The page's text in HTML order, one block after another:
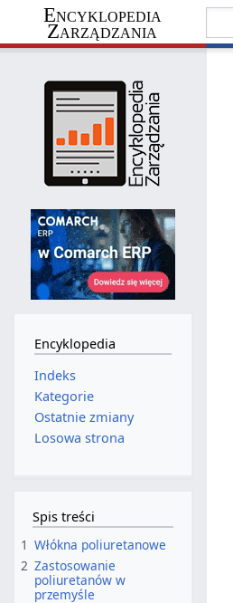
Encyklopedia
Zarządzania
Encyklopedia
Indeks
Kategorie
Ostatnie zmiany
Losowa strona
Spis treści
1 Włókna poliuretanowe
2 Zastosowanie
poliuretanów w
przemyśle